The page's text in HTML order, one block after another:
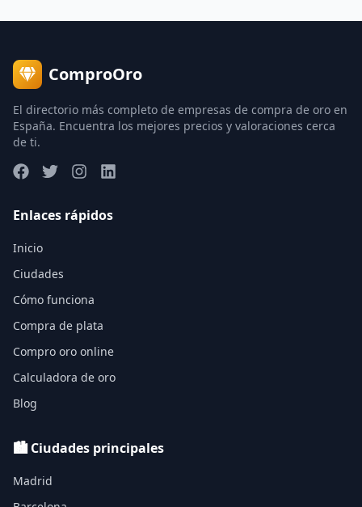
ComproOro
El directorio más completo de empresas de compra de oro en
España. Encuentra los mejores precios y valoraciones cerca
de ti.
Enlaces rápidos
Inicio
Ciudades
Cómo funciona
Compra de plata
Compro oro online
Calculadora de oro
Blog
🏙️ Ciudades principales
Madrid